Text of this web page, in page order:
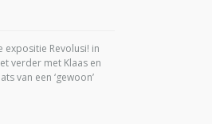
expositie Revolusi! in
verder met Klaas en
van een ‘gewoon’